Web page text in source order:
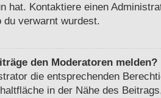
hat. Kontaktiere einen
verwarnt wurdest.
den Moderatoren melden?
die entsprechenden
in der Nähe des